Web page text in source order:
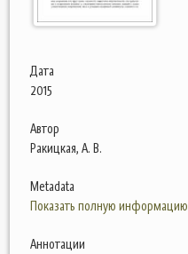
Дата
2015
Автор
Ракицкая, А. В.
Metadata
Показать полную информацию
Аннотации